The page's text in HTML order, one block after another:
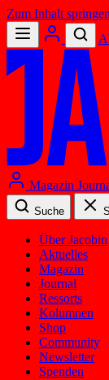
Zum Inhalt springen
Magazin
Suche
Über Jacobin
Aktuelles
Magazin
Journal
Ressorts
Kolumnen
Shop
Community
Newsletter
Spenden